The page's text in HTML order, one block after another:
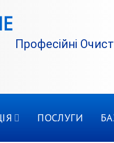
Професійні
ПОСЛУГИ